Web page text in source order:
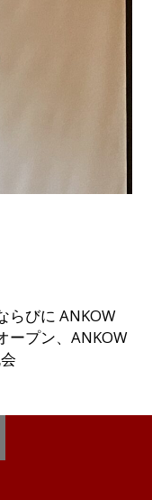
らびに ANKOW
ープン、ANKOW